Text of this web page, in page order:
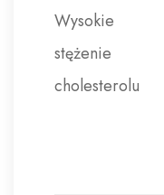
Wysokie
stężenie
cholesterolu